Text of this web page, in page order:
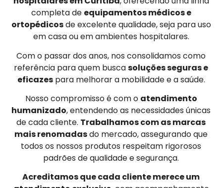
completa de equipamentos médicos e
ortopédicosde excelente qualidade, seja para uso
em casa ou em ambientes hospitalares.
Com o passar dos anos, nos consolidamos como
referência para quem buscasoluções seguras e
eficazespara melhorar a mobilidade e a saúde.
Nosso compromisso é com o atendimento
humanizado, entendendo as necessidades únicas
de cada cliente. Trabalhamos com as marcas
mais renomadasdo mercado, assegurando que
todos os nossos produtos respeitam rigorosos
padrões de qualidade e segurança.
Acreditamos que cada cliente merece um